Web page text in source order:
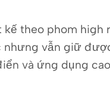
theo phom
vẫn giữ
và ứng dụng